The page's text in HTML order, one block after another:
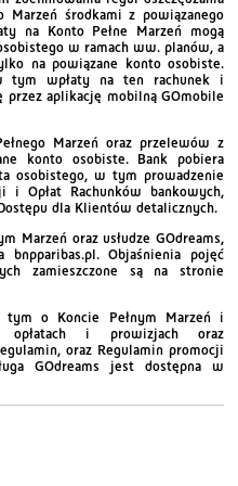
Marzeń środkami z powiązanego
na Konto Pełne Marzeń mogą
w ramach ww. planów, a
na powiązane konto osobiste.
tym wpłaty na ten rachunek i
przez aplikację mobilną GOmobile
Marzeń oraz przelewów z
konto osobiste. Bank pobiera
osobistego, w tym prowadzenie
i Opłat Rachunków bankowych,
dla Klientów detalicznych.
Marzeń oraz usłudze GOdreams,
Objaśnienia pojęć
zamieszczone są na stronie
tym o Koncie Pełnym Marzeń i
opłatach i prowizjach oraz
oraz Regulamin promocji
GOdreams jest dostępna w